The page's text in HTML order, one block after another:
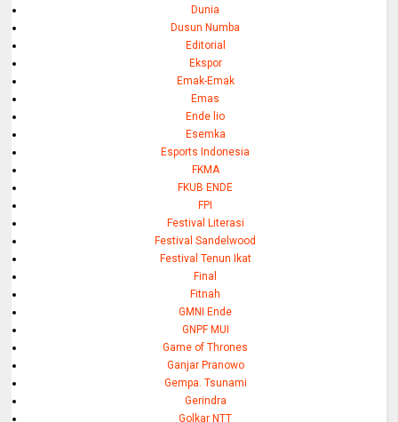
Dunia
Dusun Numba
Editorial
Ekspor
Emak-Emak
Emas
Ende lio
Esemka
Esports Indonesia
FKMA
FKUB ENDE
FPI
Festival Literasi
Festival Sandelwood
Festival Tenun Ikat
Final
Fitnah
GMNI Ende
GNPF MUI
Game of Thrones
Ganjar Pranowo
Gempa. Tsunami
Gerindra
Golkar NTT